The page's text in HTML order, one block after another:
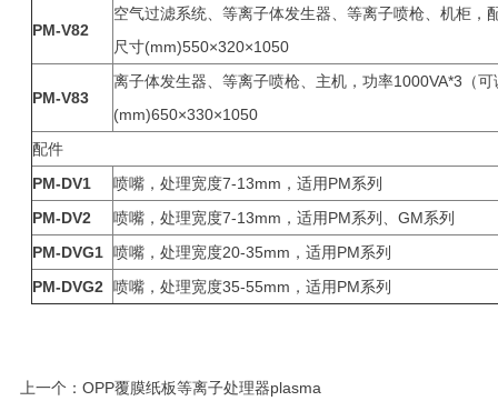
PM-V82
空气过滤系统、等离子体发生器、等离子喷枪、机柜，
尺寸(mm)550×320×1050
PM-V83
离子体发生器、等离子喷枪、主机，功率1000VA*3（
(mm)650×330×1050
配件
PM-DV1
喷嘴，处理宽度7-13mm，适用PM系列
PM-DV2
喷嘴，处理宽度7-13mm，适用PM系列、GM系列
PM-DVG1 喷嘴，处理宽度20-35mm，适用PM系列
PM-DVG2 喷嘴，处理宽度35-55mm，适用PM系列
上一个： OPP覆膜纸板等离子处理器plasma